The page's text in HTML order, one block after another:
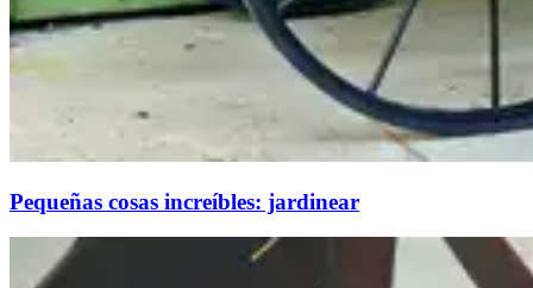
Pequeñas cosas increíbles: jardinear